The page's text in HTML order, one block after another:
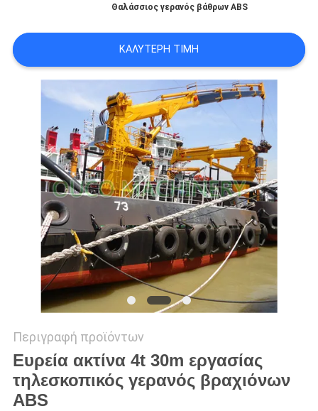
ΥΠΟΘΈΣΕΙΣ
CONTACT
SITEMAP
ΠΟΛΙΤΙΚΉ
ΑΠΟΡΡΉΤΟΥ
Θαλάσσιος γερανός βάθρων ABS
ΚΑΛΎΤΕΡΗ ΤΙΜΉ
Περιγραφή προϊόντων
Ευρεία ακτίνα 4t 30m εργασίας
τηλεσκοπικός γερανός βραχιόνων
ABS